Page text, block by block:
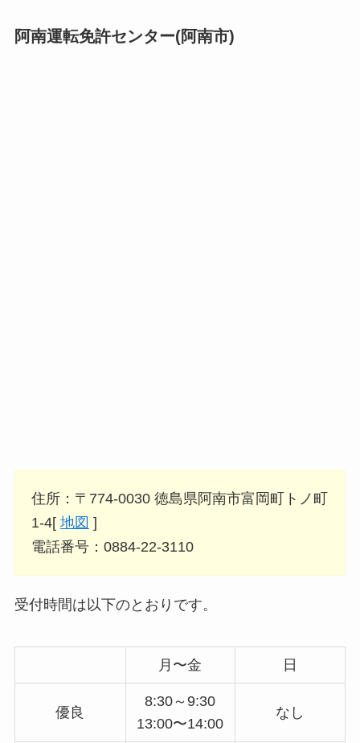
阿南運転免許センター(阿南市)
住所：〒774-0030 徳島県阿南市富岡町トノ町
1-4[ 地図 ]
電話番号：0884-22-3110
受付時間は以下のとおりです。
月〜金 日
優良
8:30～9:30
13:00〜14:00
なし